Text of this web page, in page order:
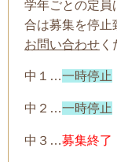
学年ごとの定員
合は募集を停止
お問い合わせ く
中１…一時停止
中２…一時停止
中３…募集終了